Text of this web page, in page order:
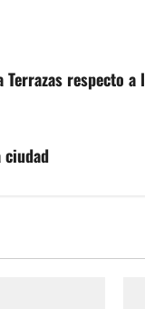
respecto